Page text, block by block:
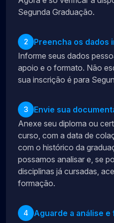
Segunda Graduação.
2
Preencha os dados
Informe seus dados
apoio e o formato. Não
sua inscrição é para
3
Envie sua
Anexe seu diploma ou
curso, com a data de
com o histórico da
possamos analisar e, se
disciplinas já cursadas,
formação.
4
Aguarde a análise